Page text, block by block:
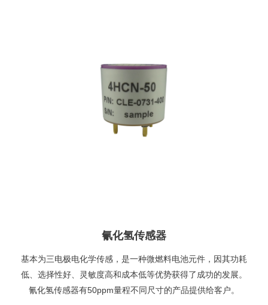
氰化氢传感器
基本为三电极电化学传感，是一种微燃料电池元件，因其功耗
低、选择性好、灵敏度高和成本低等优势获得了成功的发展。
氰化氢传感器有50ppm量程不同尺寸的产品提供给客户。